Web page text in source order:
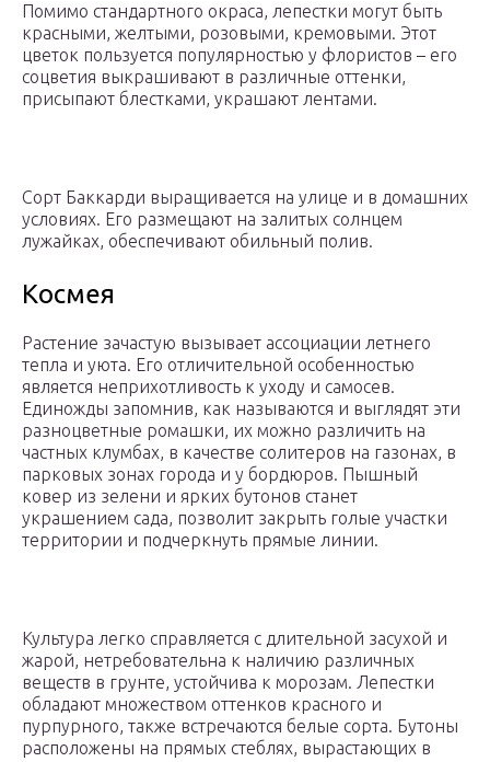
Помимо стандартного окраса, лепестки могут быть
красными, желтыми, розовыми, кремовыми. Этот
цветок пользуется популярностью у флористов – его
соцветия выкрашивают в различные оттенки,
присыпают блестками, украшают лентами.
Сорт Баккарди выращивается на улице и в домашних
условиях. Его размещают на залитых солнцем
лужайках, обеспечивают обильный полив.
Космея
Растение зачастую вызывает ассоциации летнего
тепла и уюта. Его отличительной особенностью
является неприхотливость к уходу и самосев.
Единожды запомнив, как называются и выглядят эти
разноцветные ромашки, их можно различить на
частных клумбах, в качестве солитеров на газонах, в
парковых зонах города и у бордюров. Пышный
ковер из зелени и ярких бутонов станет
украшением сада, позволит закрыть голые участки
территории и подчеркнуть прямые линии.
Культура легко справляется с длительной засухой и
жарой, нетребовательна к наличию различных
веществ в грунте, устойчива к морозам. Лепестки
обладают множеством оттенков красного и
пурпурного, также встречаются белые сорта. Бутоны
расположены на прямых стеблях, вырастающих в